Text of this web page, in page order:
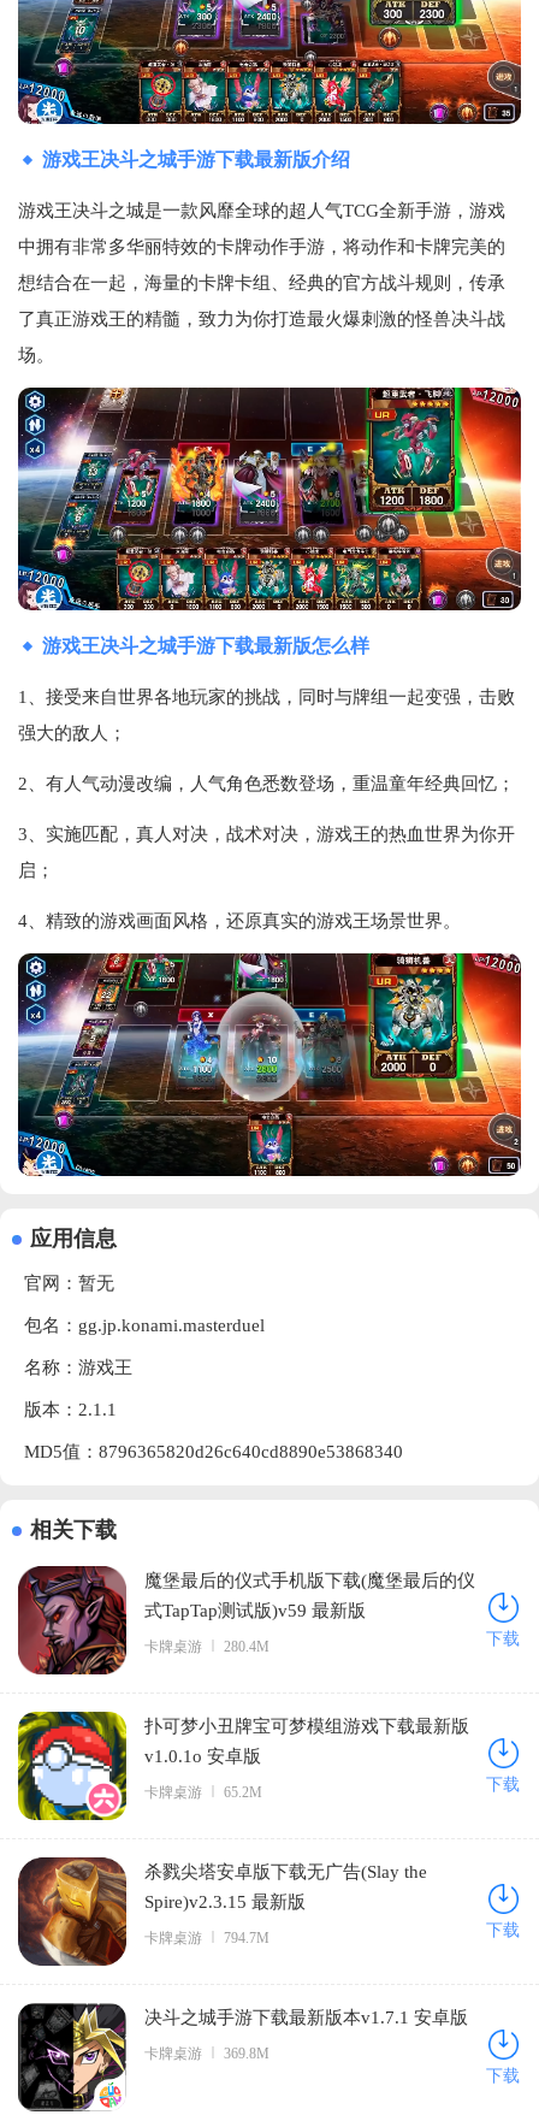
游戏王决斗之城手游下载最新版介绍
游戏王决斗之城是一款风靡全球的超人气TCG全新手游，游戏
中拥有非常多华丽特效的卡牌动作手游，将动作和卡牌完美的
想结合在一起，海量的卡牌卡组、经典的官方战斗规则，传承
了真正游戏王的精髓，致力为你打造最火爆刺激的怪兽决斗战
场。
游戏王决斗之城手游下载最新版怎么样
1、接受来自世界各地玩家的挑战，同时与牌组一起变强，击败
强大的敌人；
2、有人气动漫改编，人气角色悉数登场，重温童年经典回忆；
3、实施匹配，真人对决，战术对决，游戏王的热血世界为你开
启；
4、精致的游戏画面风格，还原真实的游戏王场景世界。
应用信息
官网：暂无
包名：gg.jp.konami.masterduel
名称：游戏王
版本：2.1.1
MD5值：8796365820d26c640cd8890e53868340
相关下载
魔堡最后的仪式手机版下载(魔堡最后的仪
式TapTap测试版)v59 最新版
卡牌桌游 280.4M 下载
扑可梦小丑牌宝可梦模组游戏下载最新版
v1.0.1o 安卓版
卡牌桌游 65.2M 下载
杀戮尖塔安卓版下载无广告(Slay the
Spire)v2.3.15 最新版
卡牌桌游 794.7M 下载
决斗之城手游下载最新版本v1.7.1 安卓版
卡牌桌游 369.8M
下载